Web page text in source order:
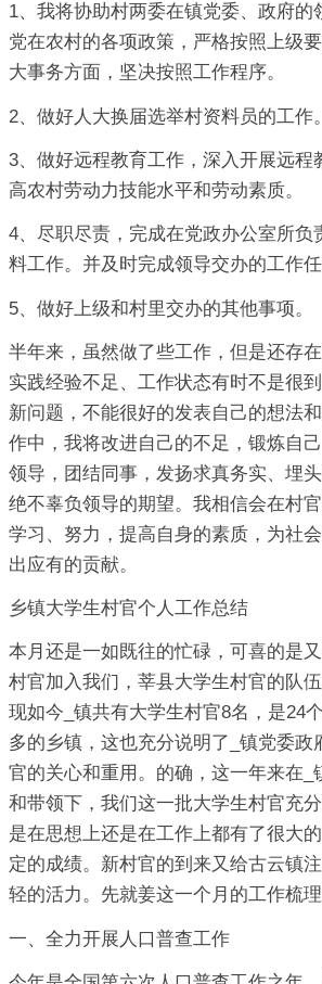
1、我将协助村两委在镇党委、政府的
党在农村的各项政策，严格按照上级
大事务方面，坚决按照工作程序。
2、做好人大换届选举村资料员的工作。
3、做好远程教育工作，深入开展远程
高农村劳动力技能水平和劳动素质。
4、尽职尽责，完成在党政办公室所负
料工作。并及时完成领导交办的工作任
5、做好上级和村里交办的其他事项。
半年来，虽然做了些工作，但是还存
实践经验不足、工作状态有时不是很
新问题，不能很好的发表自己的想法
作中，我将改进自己的不足，锻炼自
领导，团结同事，发扬求真务实、埋
绝不辜负领导的期望。我相信会在村
学习、努力，提高自身的素质，为社
出应有的贡献。
乡镇大学生村官个人工作总结
本月还是一如既往的忙碌，可喜的是
村官加入我们，莘县大学生村官的队伍
现如今_镇共有大学生村官8名，是24
多的乡镇，这也充分说明了_镇党委政
官的关心和重用。的确，这一年来在_
和带领下，我们这一批大学生村官充
是在思想上还是在工作上都有了很大
定的成绩。新村官的到来又给古云镇
轻的活力。先就姜这一个月的工作梳理
一、全力开展人口普查工作